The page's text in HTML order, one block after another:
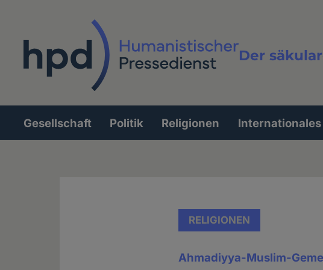
Der
Volltextsuche
Hauptnavigation
Gesellschaft Politik Religionen Internationales
RELIGIONEN
Ahmadiyya-Muslim-